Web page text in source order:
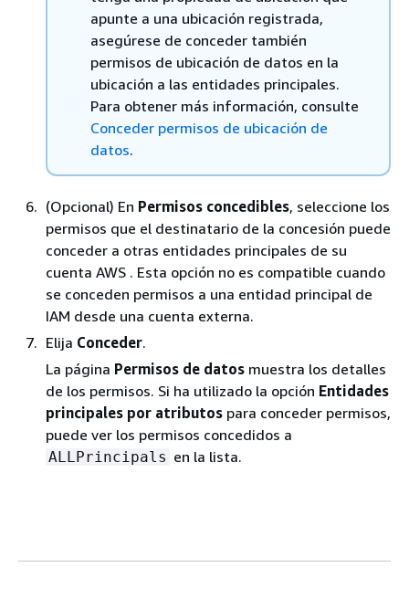
apunte a una ubicación registrada,
asegúrese de conceder también
permisos de ubicación de datos en la
ubicación a las entidades principales.
Para obtener más información, consulte
Conceder permisos de ubicación de
datos.
(Opcional) En Permisos concedibles, seleccione los
permisos que el destinatario de la concesión puede
conceder a otras entidades principales de su
cuenta AWS . Esta opción no es compatible cuando
se conceden permisos a una entidad principal de
IAM desde una cuenta externa.
Elija Conceder.
La página Permisos de datos muestra los detalles
de los permisos. Si ha utilizado la opción Entidades
principales por atributos para conceder permisos,
puede ver los permisos concedidos a
ALLPrincipals en la lista.